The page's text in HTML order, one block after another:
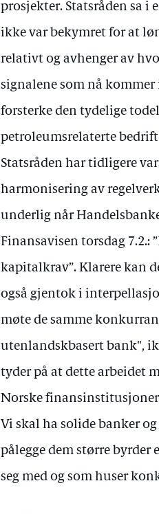
prosjekter. Statsråden sa
ikke var bekymret for at
relativt og avhenger av
signalene som nå
forsterke den tydelige
petroleumsrelaterte
Statsråden har tidligere
harmonisering av
underlig når
Finansavisen torsdag 7.2.:
kapitalkrav”. Klarere kan
også gjentok i
møte de samme
utenlandskbasert bank",
tyder på at dette arbeidet
Norske
Vi skal ha solide banker
pålegge dem større
seg med og som huser